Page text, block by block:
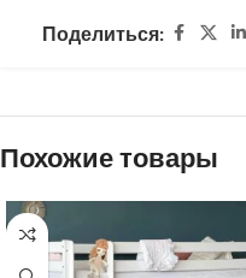
Поделиться:
Похожие товары